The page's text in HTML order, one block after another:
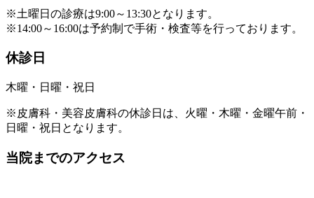
※土曜日の診療は9:00～13:30となります。
※14:00～16:00は予約制で手術・検査等を行っております。
休診日
木曜・日曜・祝日
※皮膚科・美容皮膚科の休診日は、火曜・木曜・金曜午前・
日曜・祝日となります。
当院までのアクセス